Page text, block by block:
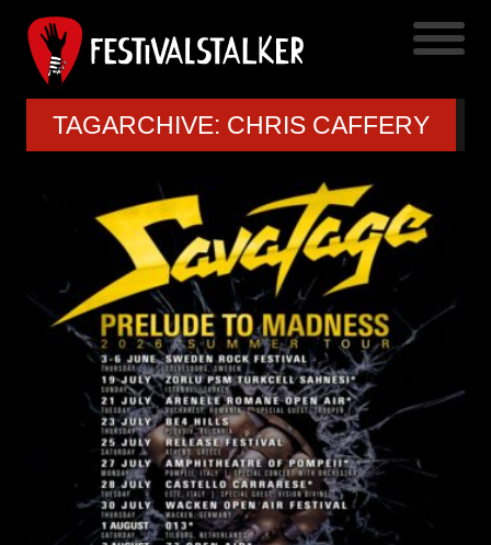
TAGARCHIVE: CHRIS CAFFERY